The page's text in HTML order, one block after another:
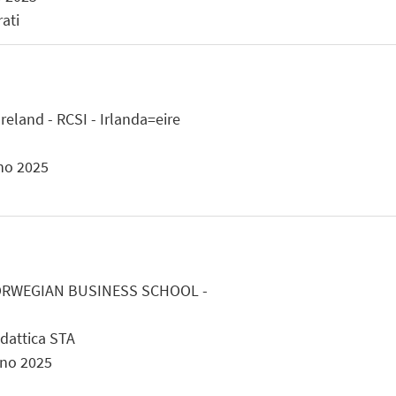
- RCSI - Irlanda=eire
2025
BUSINESS SCHOOL -
STA
2025